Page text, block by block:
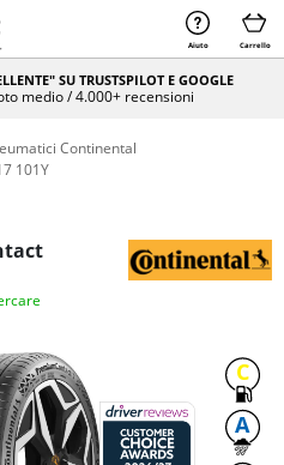
Aiuto Carrello
SU TRUSTSPILOT E GOOGLE
medio / 4.000+ recensioni
Continental
101Y
C
A